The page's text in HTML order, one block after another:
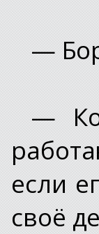
—
—
если
своё